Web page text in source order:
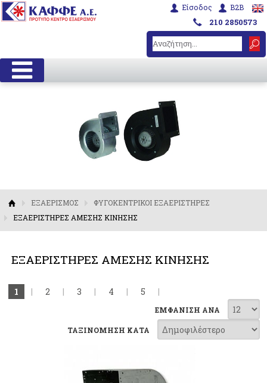
B2B
Είσοδος
210 2850573
ΕΞΑΕΡΙΣΜΟΣ
ΦΥΓΟΚΕΝΤΡΙΚΟΙ ΕΞΑΕΡΙΣΤΗΡΕΣ
ΕΞΑΕΡΙΣΤΗΡΕΣ ΑΜΕΣΗΣ ΚΙΝΗΣΗΣ
ΕΞΑΕΡΙΣΤΗΡΕΣ ΑΜΕΣΗΣ ΚΙΝΗΣΗΣ
1 | 2 | 3 | 4 | 5 |
ΕΜΦΑΝΙΣΗ ΑΝΑ
ΤΑΞΙΝΟΜΗΣΗ ΚΑΤΑ